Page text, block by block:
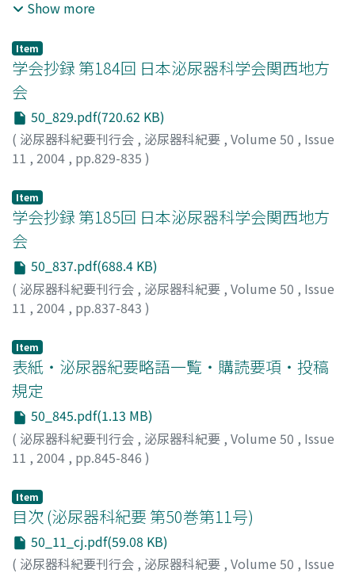
Kawano, Kiyoshi
め, 生検で類内膜腺癌と診断, TAB療法でPSAは低下し, 前
膀胱鏡で乳頭状腫瘍を認めて切除, 類内膜腺癌であった.症
例2(71歳男性).肉眼的血尿, 膀胱タンポナーデで入院とな
った.PSA高値, CT・MRIで前立腺左葉より膀胱内に突出し,
精嚢へ浸潤する腫瘍を認め, 生検で前立腺類内膜腺癌と診
断, 膀胱前立腺摘除術を施行した.3ヵ月後PSA高値より, CT
で多発性肝転移を認め, TAB療法でPSAは低下した.症例
3(86歳男性).高血圧, 高脂血症で他院通院中, PSA高値で紹
low intensity areaを認め, 生検で類内膜腺癌と診断, TAB
療法でPSAは低下した
Show more
Item
学会抄録 第184回 日本泌尿器科学会関西地方
会
50_829.pdf(720.62 KB)
( 泌尿器科紀要刊行会 , 泌尿器科紀要 , Volume 50 , Issue
11 , 2004 , pp.829-835 )
Item
学会抄録 第185回 日本泌尿器科学会関西地方
会
50_837.pdf(688.4 KB)
( 泌尿器科紀要刊行会 , 泌尿器科紀要 , Volume 50 , Issue
11 , 2004 , pp.837-843 )
Item
表紙・泌尿器紀要略語一覧・購読要項・投稿
規定
50_845.pdf(1.13 MB)
( 泌尿器科紀要刊行会 , 泌尿器科紀要 , Volume 50 , Issue
11 , 2004 , pp.845-846 )
Item
目次 (泌尿器科紀要 第50巻第11号)
50_11_cj.pdf(59.08 KB)
( 泌尿器科紀要刊行会 , 泌尿器科紀要 , Volume 50 , Issue